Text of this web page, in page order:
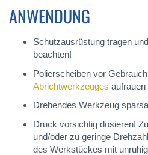
ANWENDUNG
Schutzausrüstung tragen und
beachten!
Polierscheiben vor
Abrichtwerkzeuges aufrauen
Drehendes Werkzeug
Druck vorsichtig dosieren!
und/oder zu geringe
des Werkstückes mit